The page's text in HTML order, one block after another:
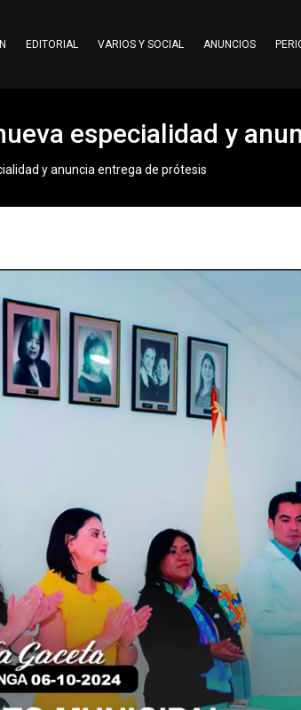
EDITORIAL VARIOS Y SOCIAL ANUNCIOS
especialidad y
y anuncia entrega de prótesis